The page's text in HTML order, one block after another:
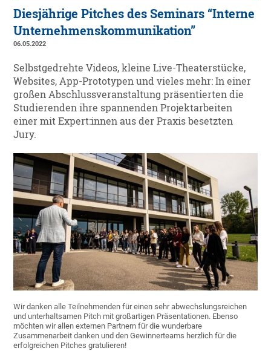
Diesjährige Pitches des Seminars “Interne
Unternehmenskommunikation”
06.05.2022
Selbstgedrehte Videos, kleine Live-Theaterstücke,
Websites, App-Prototypen und vieles mehr: In einer
großen Abschlussveranstaltung präsentierten die
Studierenden ihre spannenden Projektarbeiten
einer mit Expert:innen aus der Praxis besetzten
Jury.
Wir danken alle Teilnehmenden für einen sehr abwechslungsreichen
und unterhaltsamen Pitch mit großartigen Präsentationen. Ebenso
möchten wir allen externen Partnern für die wunderbare
Zusammenarbeit danken und den Gewinnerteams herzlich für die
erfolgreichen Pitches gratulieren!